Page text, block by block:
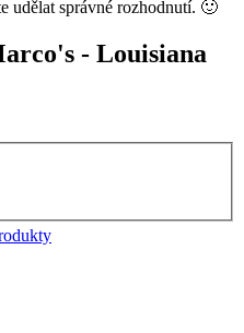
udělat správné rozhodnutí. 🙂
- Louisiana